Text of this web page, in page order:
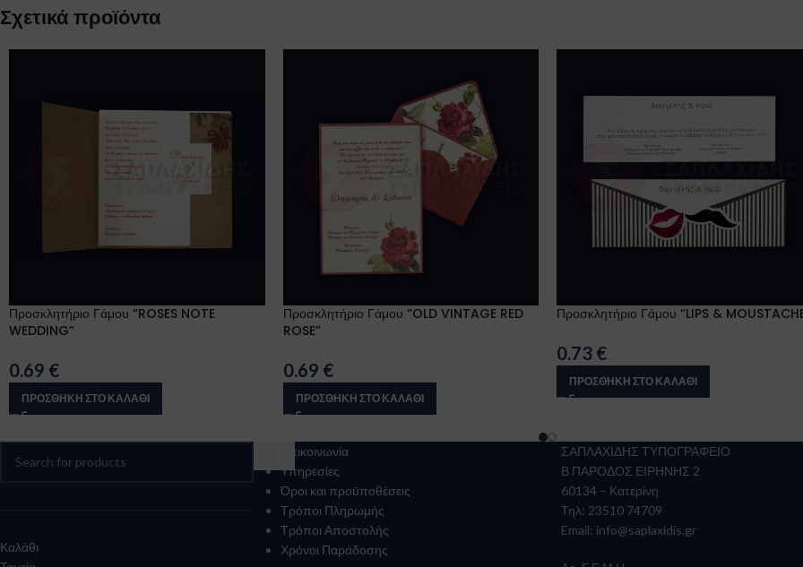
Σχετικά προϊόντα
Προσκλητήριο Γάμου “ROSES NOTE
WEDDING”
0.69 €
ΠΡΟΣΘΉΚΗ ΣΤΟ ΚΑΛΆΘΙ
Προσκλητήριο Γάμου “OLD VINTAGE RED
ROSE”
0.69 €
ΠΡΟΣΘΉΚΗ ΣΤΟ ΚΑΛΆΘΙ
Προσκλητήριο Γάμου “LIPS &
0.73 €
ΠΡΟΣΘΉΚΗ ΣΤΟ ΚΑΛΆΘΙ
Καλάθι
Επικοινωνία
Υπηρεσίες
Όροι και προϋποθέσεις
Τρόποι Πληρωμής
Τρόποι Αποστολής
Χρόνοι Παράδοσης
ΣΑΠΛΑΧΙΔΗΣ ΤΥΠΟΓΡΑΦΕΙΟ
Β ΠΑΡΟΔΟΣ ΕΙΡΗΝΗΣ 2
60134 – Κατερίνη
Τηλ: 23510 74709
Email: info@saplaxidis.gr